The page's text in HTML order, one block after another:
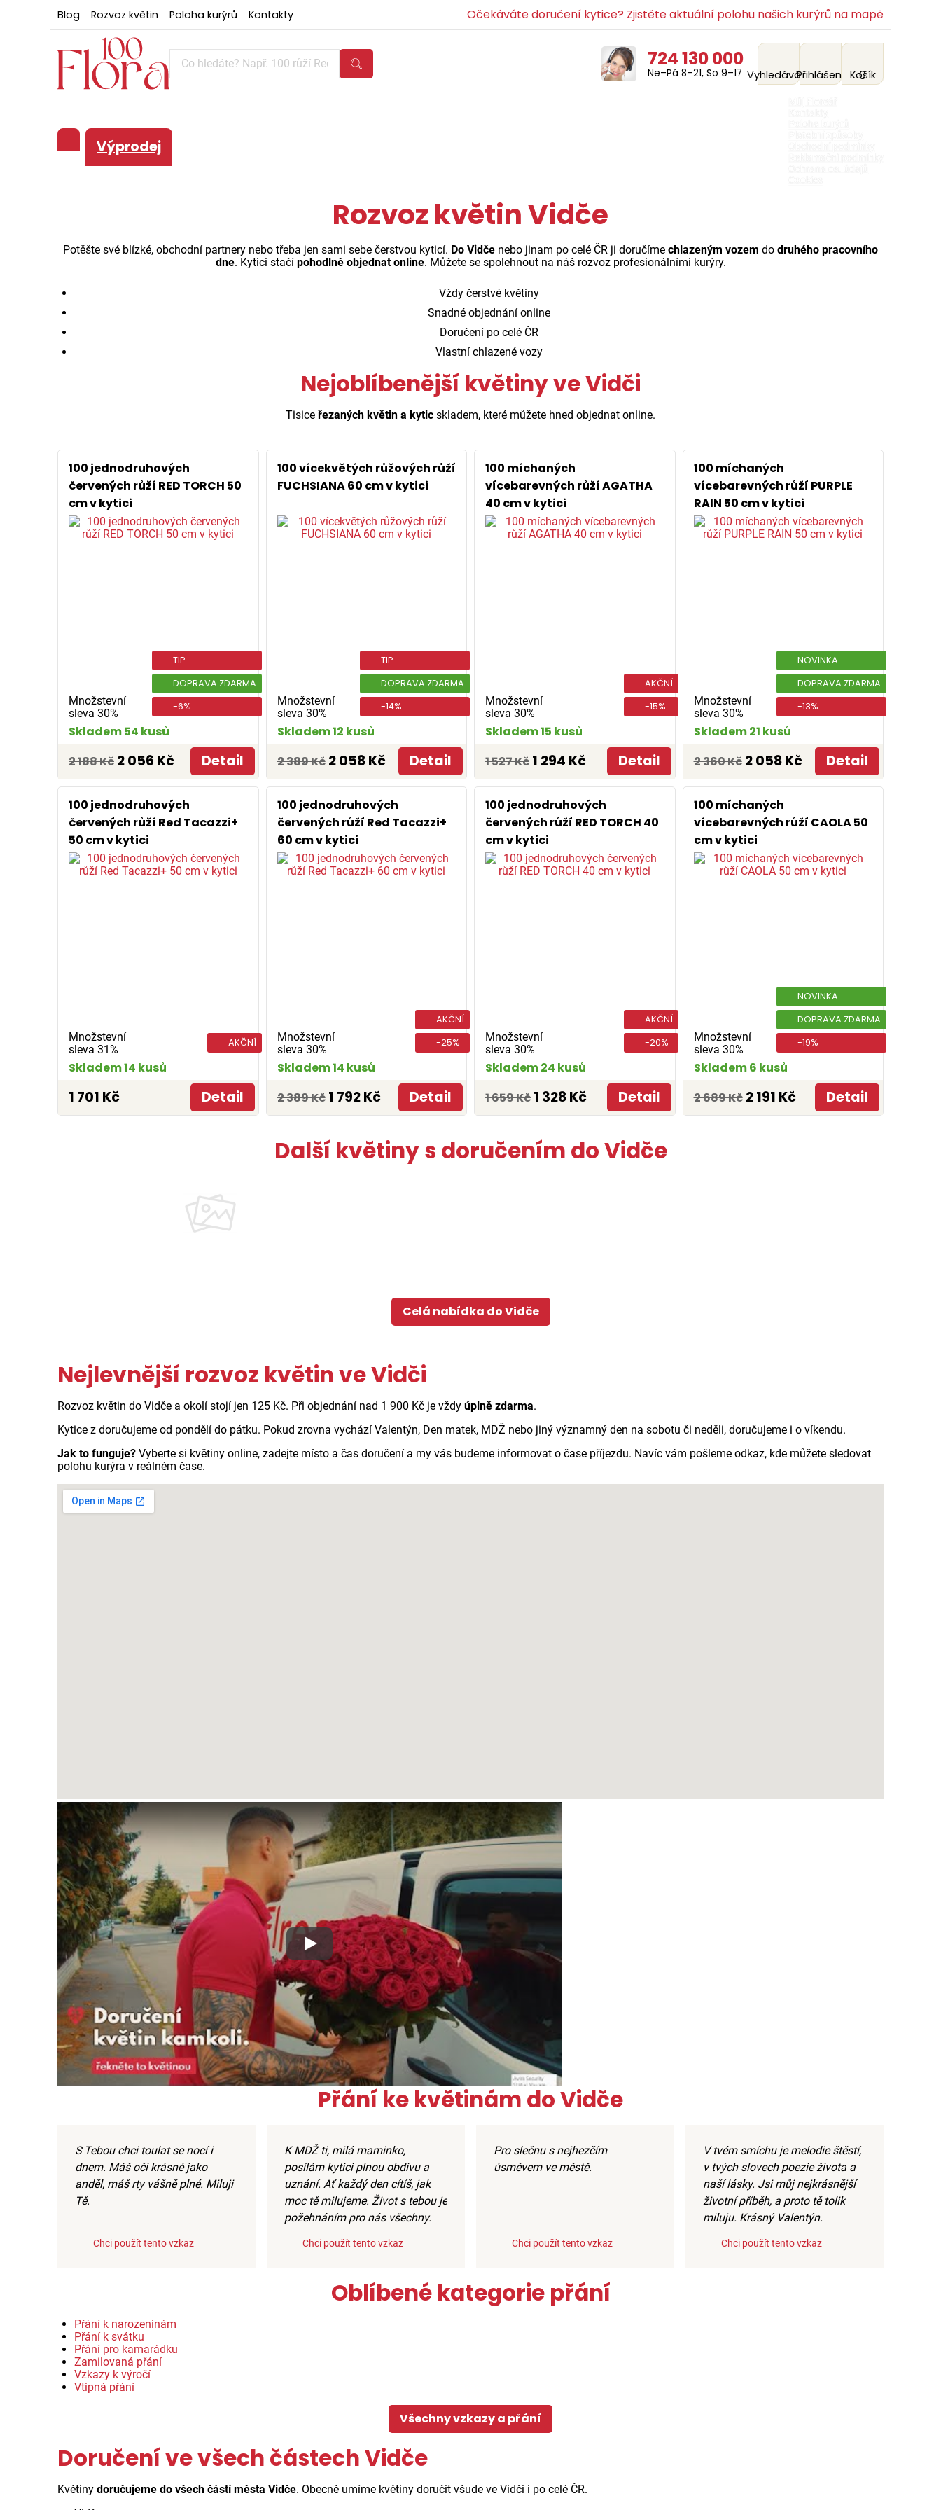
Blog Rozvoz květin Poloha kurýrů Kontakty Očekáváte doručení kytice? Zjistěte aktuální polohu našich kurýrů na mapě
724 130 000
Ne–Pá 8–21, So 9–17 VyhledáváníPřihlášení 0
Košík
Výprodej
Rozvoz květin Vidče
Potěšte své blízké, obchodní partnery nebo třeba jen sami sebe čerstvou kyticí. Do Vidče nebo jinam po celé ČR ji doručíme chlazeným vozem do druhého pracovního
dne. Kytici stačí pohodlně objednat online. Můžete se spolehnout na náš rozvoz profesionálními kurýry.
Vždy čerstvé květiny
Snadné objednání online
Doručení po celé ČR
Vlastní chlazené vozy
Nejoblíbenější květiny ve Vidči
Tisice řezaných květin a kytic skladem, které můžete hned objednat online.
100 jednodruhových
červených růží RED TORCH 50
cm v kytici
Množstevní
sleva 30%
TIP
DOPRAVA ZDARMA
-6%
Skladem 54 kusů
2 188 Kč 2 056 Kč Detail
100 vícekvětých růžových růží
FUCHSIANA 60 cm v kytici
Množstevní
sleva 30%
TIP
DOPRAVA ZDARMA
-14%
Skladem 12 kusů
2 389 Kč 2 058 Kč Detail
100 míchaných
vícebarevných růží AGATHA
40 cm v kytici
Množstevní
sleva 30%
AKČNÍ
-15%
Skladem 15 kusů
1 527 Kč 1 294 Kč Detail
100 míchaných
vícebarevných růží PURPLE
RAIN 50 cm v kytici
Množstevní
sleva 30%
NOVINKA
DOPRAVA ZDARMA
-13%
Skladem 21 kusů
2 360 Kč 2 058 Kč Detail
100 jednodruhových
červených růží Red Tacazzi+
50 cm v kytici
Množstevní
sleva 31%
AKČNÍ
Skladem 14 kusů
1 701 Kč Detail
100 jednodruhových
červených růží Red Tacazzi+
60 cm v kytici
Množstevní
sleva 30%
AKČNÍ
-25%
Skladem 14 kusů
2 389 Kč 1 792 Kč Detail
100 jednodruhových
červených růží RED TORCH 40
cm v kytici
Množstevní
sleva 30%
AKČNÍ
-20%
Skladem 24 kusů
1 659 Kč 1 328 Kč Detail
100 míchaných
vícebarevných růží CAOLA 50
cm v kytici
Množstevní
sleva 30%
NOVINKA
DOPRAVA ZDARMA
-19%
Skladem 6 kusů
2 689 Kč 2 191 Kč Detail
Další květiny s doručením do Vidče
Celá nabídka do Vidče
Nejlevnější rozvoz květin ve Vidči
Rozvoz květin do Vidče a okolí stojí jen 125 Kč. Při objednání nad 1 900 Kč je vždy úplně zdarma.
Kytice z doručujeme od pondělí do pátku. Pokud zrovna vychází Valentýn, Den matek, MDŽ nebo jiný významný den na sobotu či neděli, doručujeme i o víkendu.
Jak to funguje? Vyberte si květiny online, zadejte místo a čas doručení a my vás budeme informovat o čase příjezdu. Navíc vám pošleme odkaz, kde můžete sledovat
polohu kurýra v reálném čase.
Xxx
Přání ke květinám do Vidče
S Tebou chci toulat se nocí i
dnem. Máš oči krásné jako
anděl, máš rty vášně plné. Miluji
Tě.
Chci použít tento vzkaz
K MDŽ ti, milá maminko,
posílám kytici plnou obdivu a
uznání. Ať každý den cítíš, jak
moc tě milujeme. Život s tebou je
požehnáním pro nás všechny.
Chci použít tento vzkaz
Pro slečnu s nejhezčím
úsměvem ve městě.
Chci použít tento vzkaz
V tvém smíchu je melodie štěstí,
v tvých slovech poezie života a
naší lásky. Jsi můj nejkrásnější
životní příběh, a proto tě tolik
miluju. Krásný Valentýn.
Chci použít tento vzkaz
Oblíbené kategorie přání
Přání k narozeninám
Přání k svátku
Přání pro kamarádku
Zamilovaná přání
Vzkazy k výročí
Vtipná přání
Všechny vzkazy a přání
Doručení ve všech částech Vidče
Květiny doručujeme do všech částí města Vidče. Obecně umíme květiny doručit všude ve Vidči i po celé ČR.